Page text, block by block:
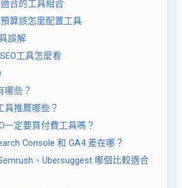
合的工具組合
算該怎麼配置工具
誤解
工具怎麼看
哪些？
具推薦哪些？
一定要買付費工具嗎？
Console 和 GA4 差在哪？
、Ubersuggest 哪個比較適合